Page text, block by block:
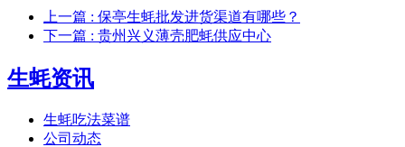
上一篇 : 保亭生蚝批发进货渠道有哪些？
下一篇 : 贵州兴义薄壳肥蚝供应中心
生蚝资讯
生蚝吃法菜谱
公司动态